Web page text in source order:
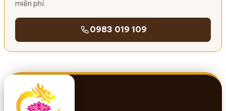
miễn phí.
0983 019 109